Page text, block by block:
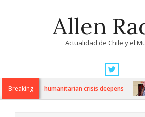
Allen
Actualidad de Chile y el
Navigation
MenuBreakingas humanitarian crisis deepens